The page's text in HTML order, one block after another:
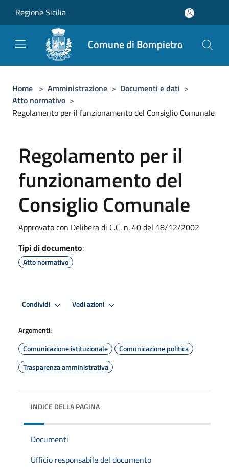
Regione Sicilia
Comune di Bompietro
Home > Amministrazione > Documenti e dati >
Atto normativo >
Regolamento per il funzionamento del Consiglio Comunale
Regolamento per il
funzionamento del
Consiglio Comunale
Approvato con Delibera di C.C. n. 40 del 18/12/2002
Tipi di documento:
Atto normativo
Condividi Vedi azioni
Argomenti:
Comunicazione istituzionale
Comunicazione politica
Trasparenza amministrativa
INDICE DELLA PAGINA
Documenti
Ufficio responsabile del documento